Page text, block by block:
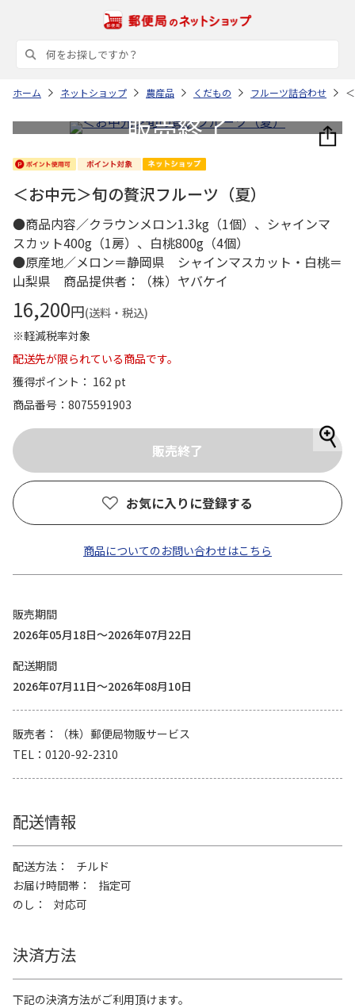
ホーム ネットショップ 農産品 くだもの フルーツ詰合わせ
＜お中元＞旬の贅沢フルーツ（夏）
●商品内容／クラウンメロン1.3kg（1個）、シャインマ
スカット400g（1房）、白桃800g（4個）
●原産地／メロン＝静岡県 シャインマスカット・白桃＝
山梨県 商品提供者：（株）ヤバケイ
16,200円(送料・税込)
※軽減税率対象
配送先が限られている商品です。
獲得ポイント： 162 pt
商品番号
8075591903
お気に入りに登録する
商品についてのお問い合わせはこちら
販売期間
2026年05月18日～2026年07月22日
配送期間
2026年07月11日～2026年08月10日
販売者
（株）郵便局物販サービス
TEL
0120-92-2310
配送情報
配送方法
チルド
お届け時間帯
指定可
のし
対応可
決済方法
下記の決済方法がご利用頂けます。